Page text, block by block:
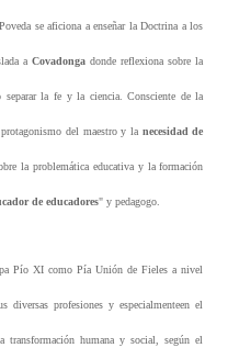
se aficiona a enseñar la Doctrina a los
a Covadongadonde reflexiona sobre la
separar la fe y la ciencia. Consciente de la
del maestro y la necesidad de
la problemática educativa y la formación
de educadores" y pedagogo.
Pío XI como Pía Unión de Fieles a nivel
diversas profesiones y especialmenteen el
humana y social, según el